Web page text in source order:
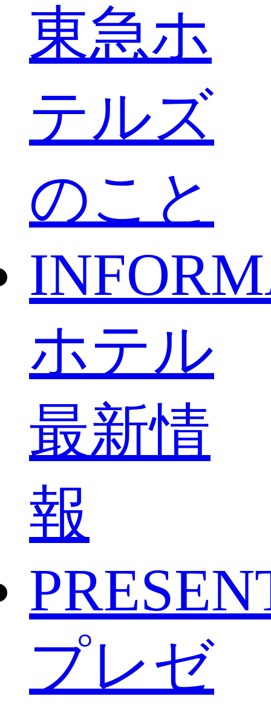
東急ホ
テルズ
のこと
ホテル
最新情
報
プレゼ